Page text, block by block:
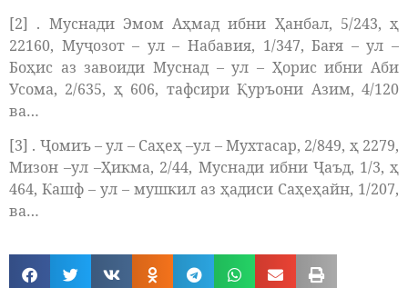
[2] . Муснади Эмом Аҳмад ибни Ҳанбал, 5/243, ҳ
22160, Муҷозот – ул – Набавия, 1/347, Бағя – ул –
Боҳис аз завоиди Муснад – ул – Ҳорис ибни Аби
Усома, 2/635, ҳ 606, тафсири Қуръони Азим, 4/120
ва…
[3] . Ҷомиъ – ул – Саҳеҳ –ул – Мухтасар, 2/849, ҳ 2279,
Мизон –ул –Ҳикма, 2/44, Муснади ибни Ҷаъд, 1/3, ҳ
464, Кашф – ул – мушкил аз ҳадиси Саҳеҳайн, 1/207,
ва…